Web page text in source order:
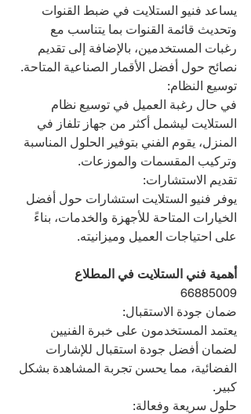
يساعد فنيو الستلايت في ضبط القنوات
وتحديث قائمة القنوات بما يتناسب مع
رغبات المستخدمين، بالإضافة إلى تقديم
نصائح حول أفضل الأقمار الصناعية المتاحة.
توسيع النظام:
في حال رغبة العميل في توسيع نظام
الستلايت ليشمل أكثر من جهاز تلفاز في
المنزل، يقوم الفني بتوفير الحلول المناسبة
وتركيب المقسمات والموزعات.
تقديم الاستشارات:
يوفر فنيو الستلايت استشارات حول أفضل
الخيارات المتاحة للأجهزة والخدمات، بناءً
على احتياجات العميل وميزانيته.
أهمية فني الستلايت في المطلاع
66885009
ضمان جودة الاستقبال:
يعتمد المستخدمون على خبرة الفنيين
لضمان أفضل جودة استقبال للإشارات
الفضائية، مما يحسن تجربة المشاهدة بشكل
كبير.
حلول سريعة وفعالة: